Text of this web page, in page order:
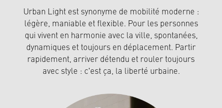
Urban Light est synonyme de mobilité moderne :
légère, maniable et flexible. Pour les personnes
qui vivent en harmonie avec la ville, spontanées,
dynamiques et toujours en déplacement. Partir
rapidement, arriver détendu et rouler toujours
avec style : c'est ça, la liberté urbaine.